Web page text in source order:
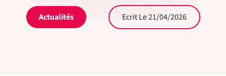
Actualités Ecrit Le 21/04/2026